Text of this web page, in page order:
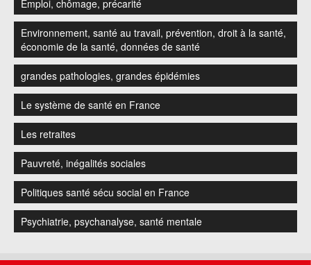
Emploi, chômage, précarité
Environnement, santé au travail, prévention, droit à la santé,
économie de la santé, données de santé
grandes pathologies, grandes épidémies
Le système de santé en France
Les retraites
Pauvreté, inégalités sociales
Politiques santé sécu social en France
Psychiatrie, psychanalyse, santé mentale